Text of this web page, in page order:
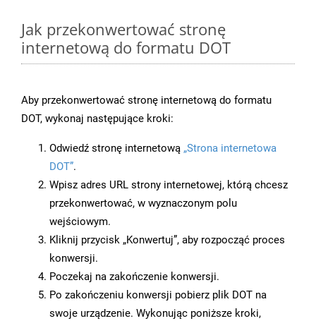
Jak przekonwertować stronę
internetową do formatu DOT
Aby przekonwertować stronę internetową do formatu
DOT, wykonaj następujące kroki:
Odwiedź stronę internetową „Strona internetowa
DOT”.
Wpisz adres URL strony internetowej, którą chcesz
przekonwertować, w wyznaczonym polu
wejściowym.
Kliknij przycisk „Konwertuj”, aby rozpocząć proces
konwersji.
Poczekaj na zakończenie konwersji.
Po zakończeniu konwersji pobierz plik DOT na
swoje urządzenie. Wykonując poniższe kroki,